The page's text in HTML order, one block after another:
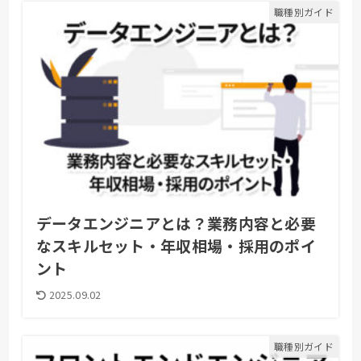
職種別ガイド
データエンジニアとは？業務内容と必要
なスキルセット・年収相場・採用のポイ
ント
2025.09.02
職種別ガイド